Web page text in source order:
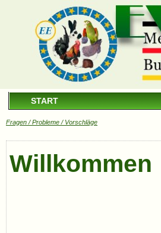
START
Fragen / Probleme / Vorschläge
Willkommen